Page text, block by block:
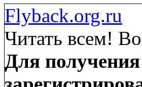
Flyback.org.ru
Читать всем!
Для